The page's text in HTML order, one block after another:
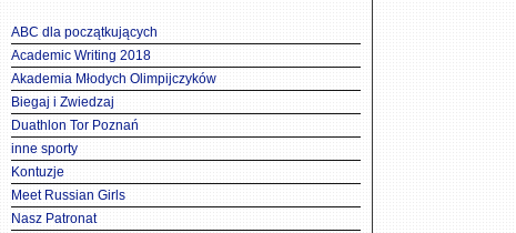
ABC dla początkujących
Academic Writing 2018
Akademia Młodych Olimpijczyków
Biegaj i Zwiedzaj
Duathlon Tor Poznań
inne sporty
Kontuzje
Meet Russian Girls
Nasz Patronat